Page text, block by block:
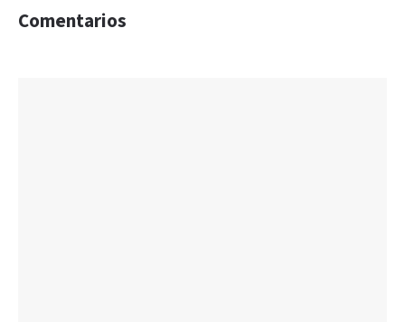
Comentarios